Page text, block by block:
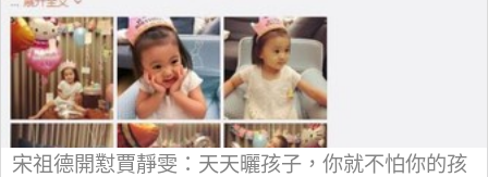
宋祖德開懟賈靜雯：天天曬孩子，你就不怕你的孩